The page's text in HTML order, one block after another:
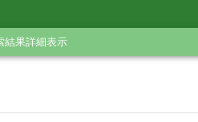
結果詳細表示